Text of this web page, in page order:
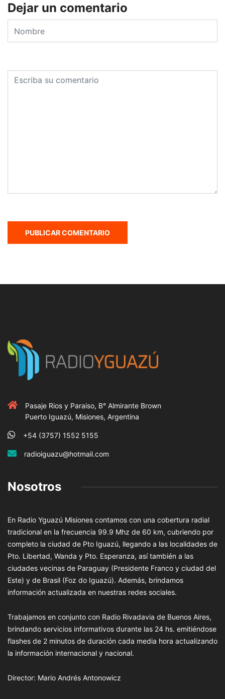
Dejar un comentario
Pasaje Rios y Paraiso, B° Almirante Brown
Puerto Iguazú, Misiones, Argentina
+54 (3757) 1552 5155
radioiguazu@hotmail.com
Nosotros
En Radio Yguazú Misiones contamos con una cobertura radial
tradicional en la frecuencia 99.9 Mhz de 60 km, cubriendo por
completo la ciudad de Pto Iguazú, llegando a las localidades de
Pto. Libertad, Wanda y Pto. Esperanza, así también a las
ciudades vecinas de Paraguay (Presidente Franco y ciudad del
Este) y de Brasil (Foz do Iguazú). Además, brindamos
información actualizada en nuestras redes sociales.
Trabajamos en conjunto con Radio Rivadavia de Buenos Aires,
brindando servicios informativos durante las 24 hs. emitiéndose
flashes de 2 minutos de duración cada media hora actualizando
la información internacional y nacional.
Director: Mario Andrés Antonowicz